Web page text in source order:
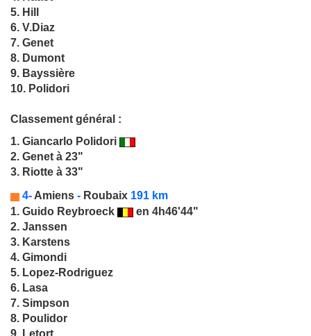
5. Hill
6. V.Diaz
7. Genet
8. Dumont
9. Bayssière
10. Polidori
Classement général :
1. Giancarlo Polidori
2. Genet à 23"
3. Riotte à 33"
4- Amiens - Roubaix 191 km
1. Guido Reybroeck
en 4h46'44"
2. Janssen
3. Karstens
4. Gimondi
5. Lopez-Rodriguez
6. Lasa
7. Simpson
8. Poulidor